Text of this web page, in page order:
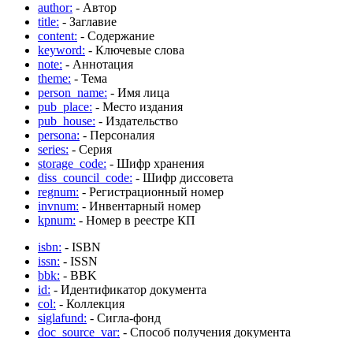
author: - Автор
title: - Заглавие
content: - Содержание
keyword: - Ключевые слова
note: - Аннотация
theme: - Тема
person_name: - Имя лица
pub_place: - Место издания
pub_house: - Издательство
persona: - Персоналия
series: - Серия
storage_code: - Шифр хранения
diss_council_code: - Шифр диссовета
regnum: - Регистрационный номер
invnum: - Инвентарный номер
kpnum: - Номер в реестре КП
isbn: - ISBN
issn: - ISSN
bbk: - BBK
id: - Идентификатор документа
col: - Коллекция
siglafund: - Сигла-фонд
doc_source_var: - Способ получения документа